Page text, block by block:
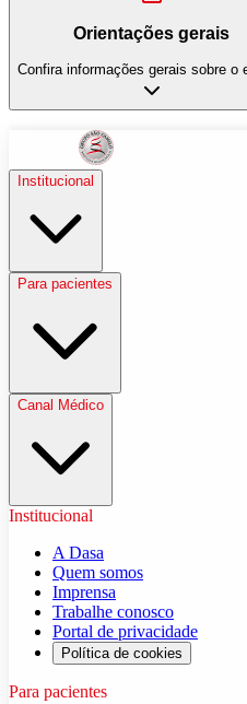
Orientações gerais
Confira informações gerais sobre o
Institucional
Para pacientes
Canal Médico
Institucional
A Dasa
Quem somos
Imprensa
Trabalhe conosco
Portal de privacidade
Política de cookies
Para pacientes